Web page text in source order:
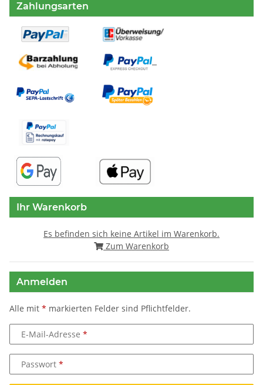
Zahlungsarten
Ihr Warenkorb
Es befinden sich keine Artikel im Warenkorb.
Zum Warenkorb
Anmelden
Alle mit * markierten Felder sind Pflichtfelder.
E-Mail-Adresse
Passwort